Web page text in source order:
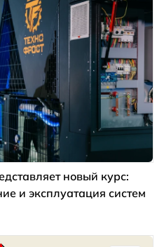
новый курс:
и эксплуатация систем